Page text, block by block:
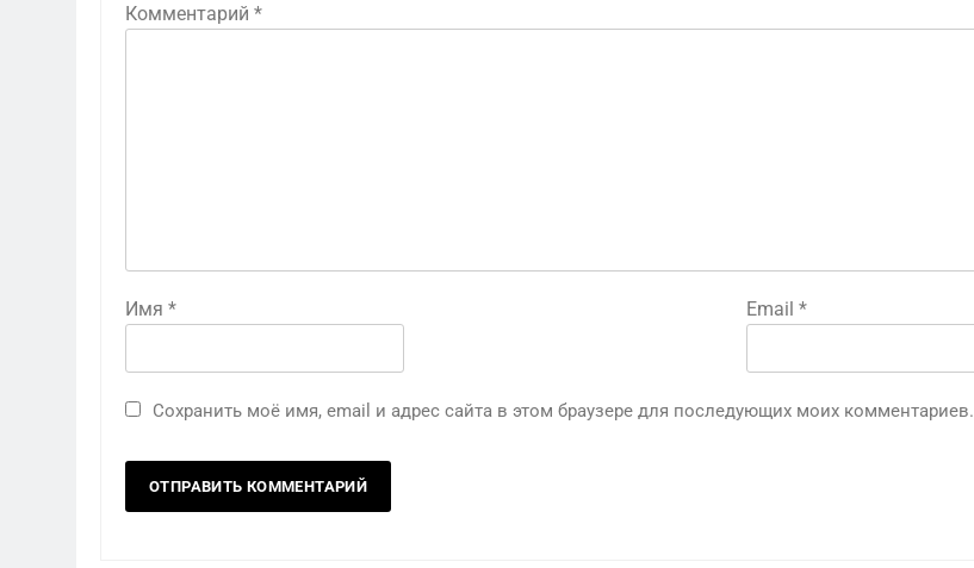
Комментарий *
Имя * Email *
Сохранить моё имя, email и адрес сайта в этом браузере для последующих моих комментариев.